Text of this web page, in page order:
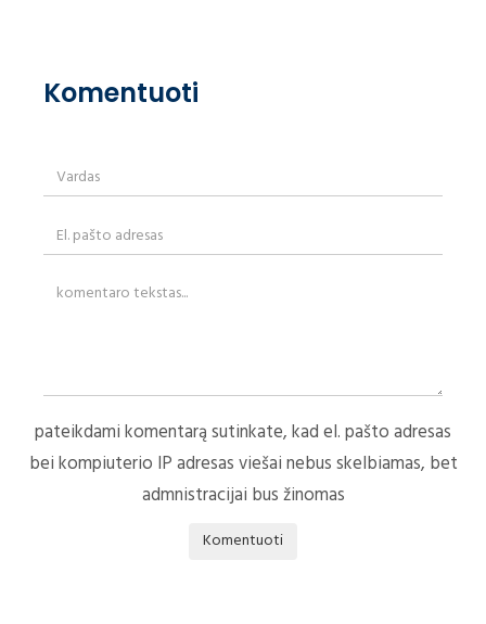
Komentuoti
pateikdami komentarą sutinkate, kad el. pašto adresas
bei kompiuterio IP adresas viešai nebus skelbiamas, bet
admnistracijai bus žinomas
Komentuoti